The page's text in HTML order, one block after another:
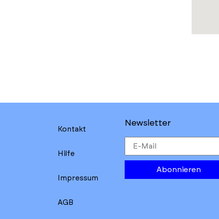
Kontakt
Hilfe
Impressum
AGB
Newsletter
Abonnieren